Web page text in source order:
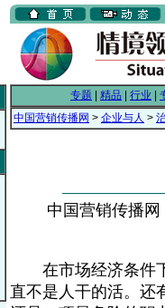
专题 精品 行业
中国营销传播网 > 企业与人 >
中国营销传播
在市场经济条件下
直不是人干的活。还